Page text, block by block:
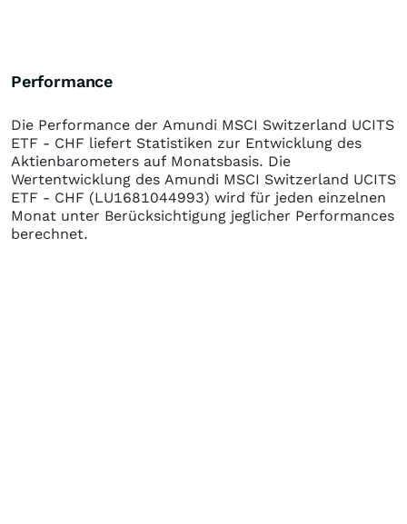
Performance
Die Performance der Amundi MSCI Switzerland UCITS
ETF - CHF liefert Statistiken zur Entwicklung des
Aktienbarometers auf Monatsbasis. Die
Wertentwicklung des Amundi MSCI Switzerland UCITS
ETF - CHF (LU1681044993) wird für jeden einzelnen
Monat unter Berücksichtigung jeglicher Performances
berechnet.